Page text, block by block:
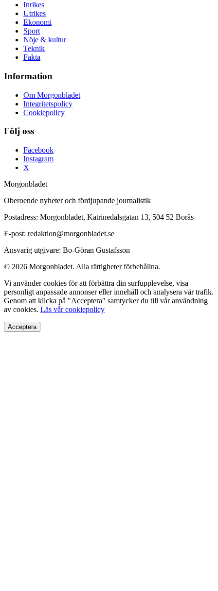
Inrikes
Utrikes
Ekonomi
Sport
Nöje & kultur
Teknik
Fakta
Information
Om Morgonbladet
Integritetspolicy
Cookiepolicy
Följ oss
Facebook
Instagram
X
Morgonbladet
Oberoende nyheter och fördjupande journalistik
Postadress: Morgonbladet, Katrinedalsgatan 13, 504 52 Borås
E-post: redaktion@morgonbladet.se
Ansvarig utgivare: Bo-Göran Gustafsson
© 2026 Morgonbladet. Alla rättigheter förbehållna.
Vi använder cookies för att förbättra din surfupplevelse, visa
personligt anpassade annonser eller innehåll och analysera vår trafik.
Genom att klicka på "Acceptera" samtycker du till vår användning
av cookies. Läs vår cookiepolicy
Acceptera